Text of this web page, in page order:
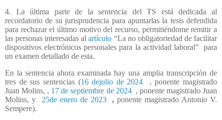
4. La última parte de la sentencia del TS está dedicada al
recordatorio de su jurisprudencia para apuntarlas la tesis defendida
para rechazar el último motivo del recurso, permitiéndome remitir a
las personas interesadas alartículo “La no obligatoriedad de facilitar
dispositivos electrónicos personales para la actividad laboral” para
un examen detallado de esta.
En la sentencia ahora examinada hay una amplia transcripción de
tres de sus sentencias (16 dejulio de 2024
, ponente magistrado
Juan Molins, , 17 de septiembre de 2024, ponente magistrado Juan
Molins, y
25de enero de 2023 ,ponente magistrado Antonio V.
Sempere).